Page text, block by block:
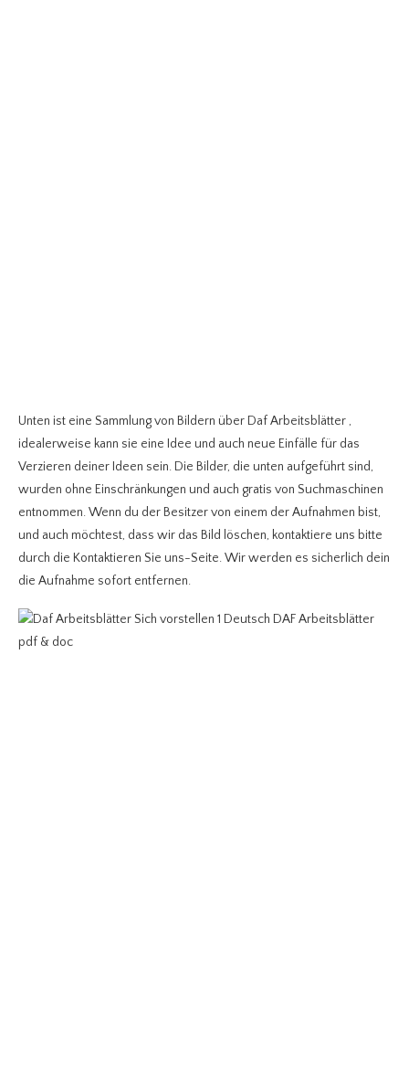
Unten ist eine Sammlung von Bildern über Daf Arbeitsblätter ,
idealerweise kann sie eine Idee und auch neue Einfälle für das
Verzieren deiner Ideen sein. Die Bilder, die unten aufgeführt sind,
wurden ohne Einschränkungen und auch gratis von Suchmaschinen
entnommen. Wenn du der Besitzer von einem der Aufnahmen bist,
und auch möchtest, dass wir das Bild löschen, kontaktiere uns bitte
durch die Kontaktieren Sie uns-Seite. Wir werden es sicherlich dein
die Aufnahme sofort entfernen.